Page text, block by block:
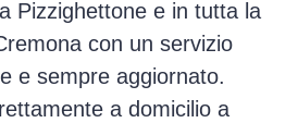
Pizzighettone e in tutta la
con un servizio
e sempre aggiornato.
a domicilio a